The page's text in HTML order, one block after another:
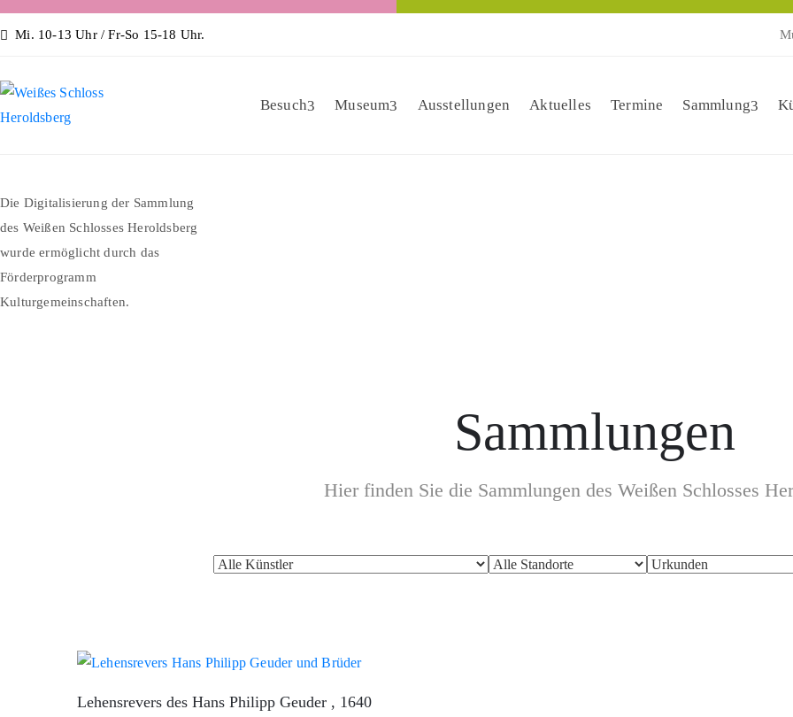
Mi. 10-13 Uhr / Fr-So 15-18 Uhr.
Besuch Museum Ausstellungen Aktuelles Termine Sammlung
Die Digitalisierung der Sammlung
des Weißen Schlosses Heroldsberg
wurde ermöglicht durch das
Förderprogramm
Kulturgemeinschaften.
Sammlungen
Hier finden Sie die Sammlungen des Weißen Schlosses
Lehensrevers des Hans Philipp Geuder , 1640